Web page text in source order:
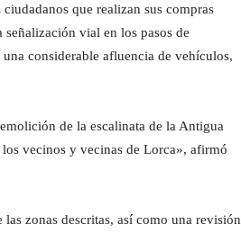
que realizan sus compras
vial en los pasos de
considerable afluencia de vehículos,
de la escalinata de la Antigua
vecinos y vecinas de Lorca», afirmó
zonas descritas, así como una revisión